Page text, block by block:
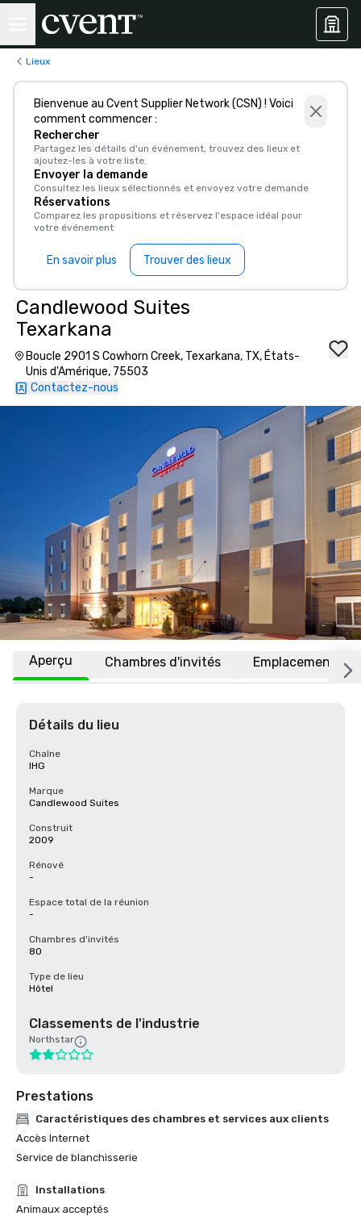
Lieux
Bienvenue au Cvent Supplier Network (CSN) ! Voici
comment commencer :
Rechercher
Partagez les détails d'un événement, trouvez des lieux et
ajoutez-les à votre liste.
Envoyer la demande
Consultez les lieux sélectionnés et envoyez votre demande
Réservations
Comparez les propositions et réservez l'espace idéal pour
votre événement
En savoir plus Trouver des lieux
Candlewood Suites
Texarkana
Boucle 2901 S Cowhorn Creek, Texarkana, TX, États-
Unis d'Amérique, 75503
Contactez-nous
Aperçu Chambres d'invités Emplacement
Détails du lieu
Chaîne
IHG
Marque
Candlewood Suites
Construit
2009
Rénové
-
Espace total de la réunion
-
Chambres d'invités
80
Type de lieu
Hôtel
Classements de l'industrie
Northstar
Prestations
Caractéristiques des chambres et services aux clients
Accès Internet
Service de blanchisserie
Installations
Animaux acceptés